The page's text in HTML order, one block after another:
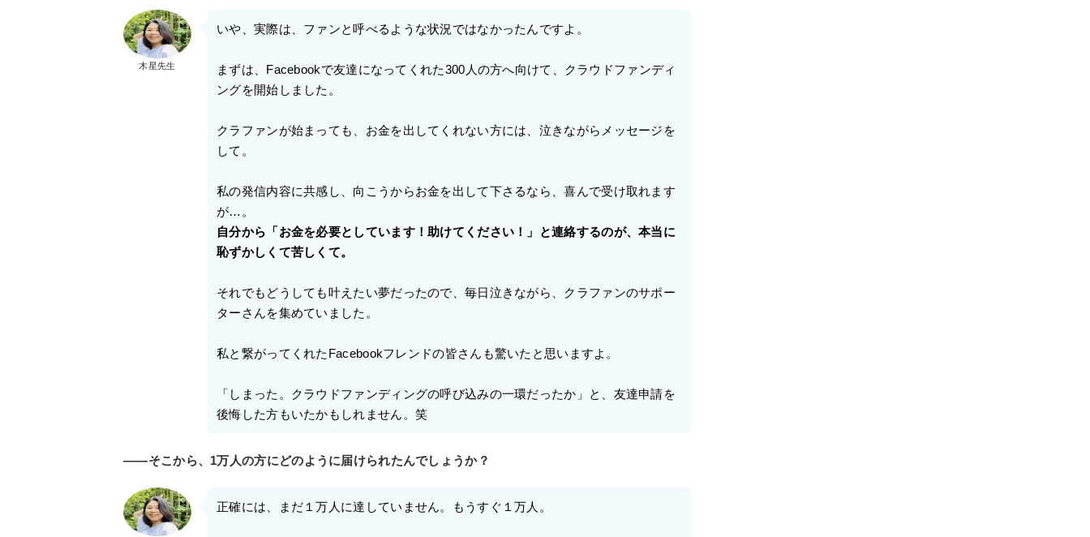
木星先生
いや、実際は、ファンと呼べるような状況ではなかったんですよ。
まずは、Facebookで友達になってくれた300人の方へ向けて、クラウドファンディ
ングを開始しました。
クラファンが始まっても、お金を出してくれない方には、泣きながらメッセージを
して。
私の発信内容に共感し、向こうからお金を出して下さるなら、喜んで受け取れます
が…。
自分から「お金を必要としています！助けてください！」と連絡するのが、本当に
恥ずかしくて苦しくて。
それでもどうしても叶えたい夢だったので、毎日泣きながら、クラファンのサポー
ターさんを集めていました。
私と繋がってくれたFacebookフレンドの皆さんも驚いたと思いますよ。
「しまった。クラウドファンディングの呼び込みの一環だったか」と、友達申請を
後悔した方もいたかもしれません。笑
――そこから、1万人の方にどのように届けられたんでしょうか？
正確には、まだ１万人に達していません。もうすぐ１万人。